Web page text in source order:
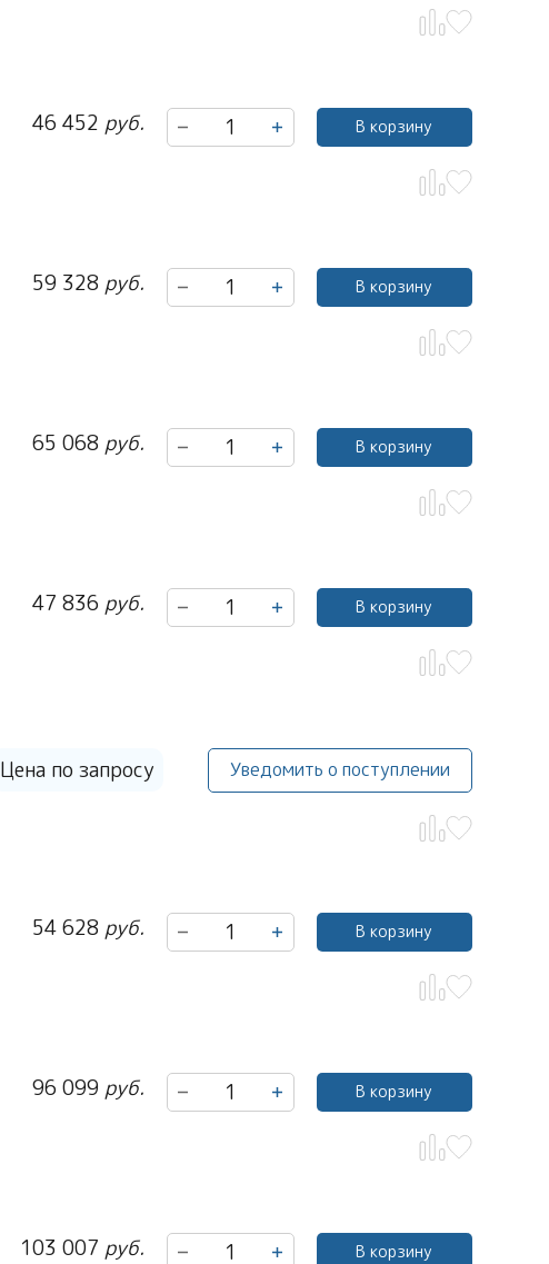
46 452 руб. В корзину
59 328 руб. В корзину
65 068 руб. В корзину
47 836 руб. В корзину
Цена по запросу Уведомить о поступлении
54 628 руб. В корзину
96 099 руб. В корзину
103 007 руб. В корзину